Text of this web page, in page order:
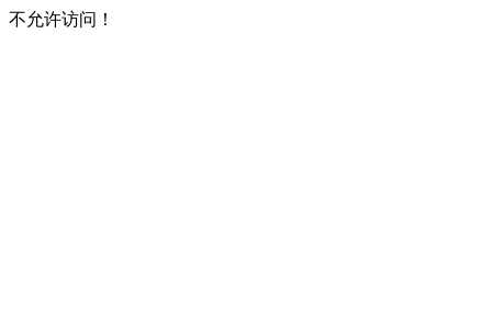
不允许访问！